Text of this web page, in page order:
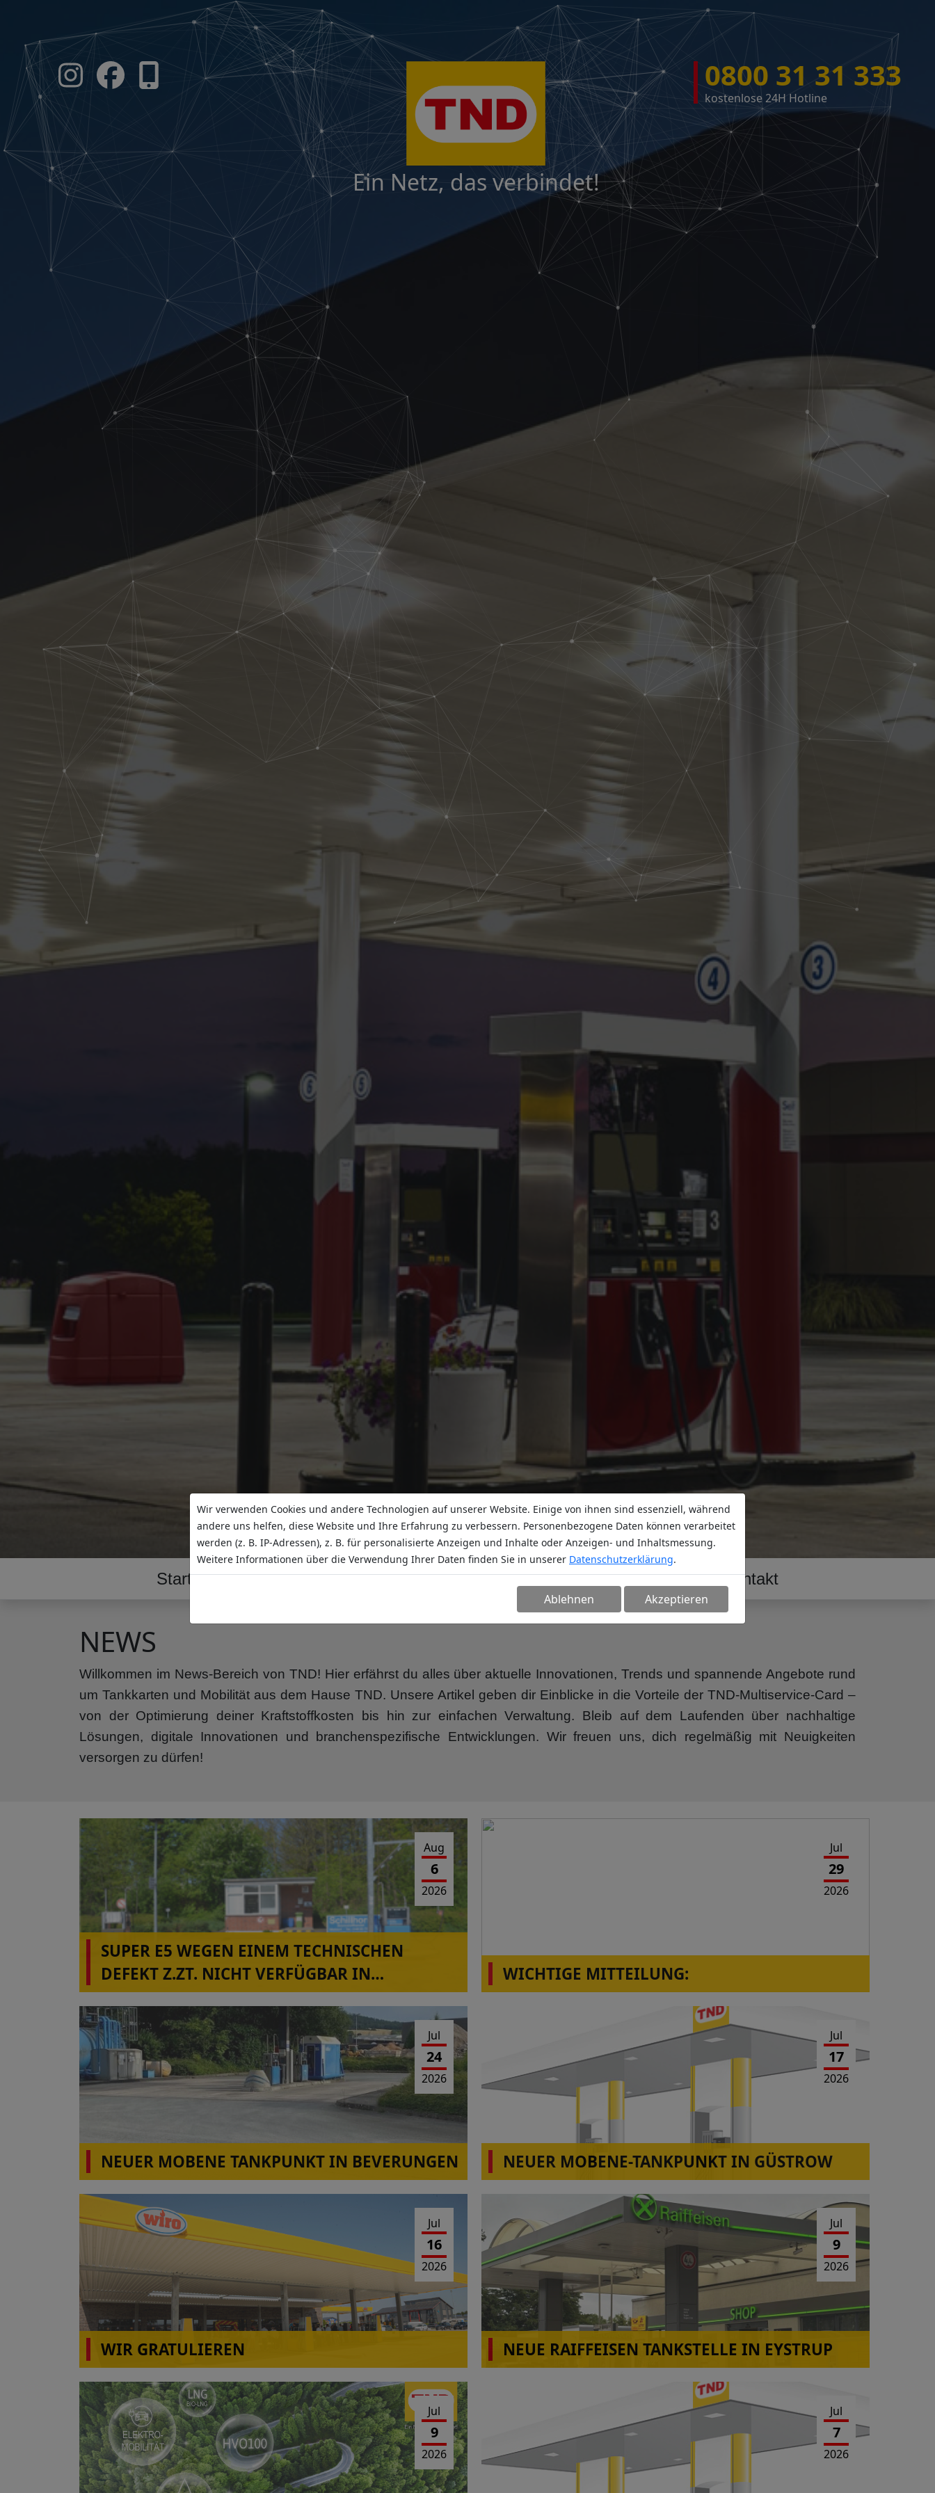
Ein Netz, das verbindet!
0800 31 31 333
kostenlose 24H Hotline
Start Tankstellen Service Unternehmen Partnerschaft Kontakt
NEWS
Willkommen im News-Bereich von TND! Hier erfährst du alles über aktuelle Innovationen, Trends und spannende Angebote rund
um Tankkarten und Mobilität aus dem Hause TND. Unsere Artikel geben dir Einblicke in die Vorteile der TND-Multiservice-Card –
von der Optimierung deiner Kraftstoffkosten bis hin zur einfachen Verwaltung. Bleib auf dem Laufenden über nachhaltige
Lösungen, digitale Innovationen und branchenspezifische Entwicklungen. Wir freuen uns, dich regelmäßig mit Neuigkeiten
versorgen zu dürfen!
Aug
6
2026
SUPER E5 WEGEN EINEM TECHNISCHEN
DEFEKT Z.ZT. NICHT VERFÜGBAR IN
ALBERSDORF!
Jul
29
2026
WICHTIGE MITTEILUNG:
Die Station Montabaur-Horressen, Westerwaldstr.2a ist wieder in
Jul
24
2026
NEUER MOBENE TANKPUNKT IN BEVERUNGEN
Jul
17
2026
NEUER MOBENE-TANKPUNKT IN GÜSTROW
Jul
16
2026
WIR GRATULIEREN
wiro Autohof A31 Rhede(Ems)
Jul
9
2026
NEUE RAIFFEISEN TANKSTELLE IN EYSTRUP
Jul
9
2026
Jul
7
2026
Wir verwenden Cookies und andere Technologien auf unserer Website. Einige von ihnen sind essenziell, während
andere uns helfen, diese Website und Ihre Erfahrung zu verbessern. Personenbezogene Daten können verarbeitet
werden (z. B. IP-Adressen), z. B. für personalisierte Anzeigen und Inhalte oder Anzeigen- und Inhaltsmessung.
Weitere Informationen über die Verwendung Ihrer Daten finden Sie in unserer Datenschutzerklärung.
Ablehnen Akzeptieren